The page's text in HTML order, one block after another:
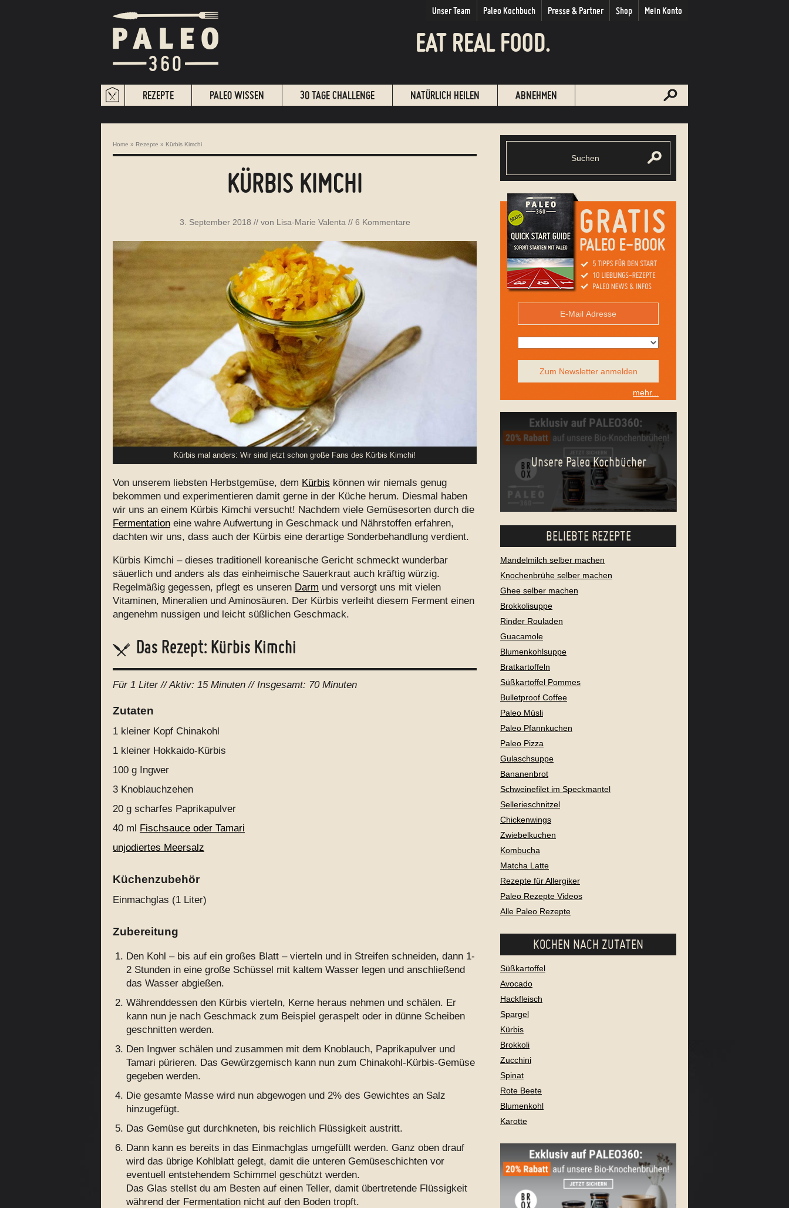
EAT REAL FOOD.
Unser Team Paleo Kochbuch Presse & Partner Shop Mein Konto
REZEPTE PALEO WISSEN 30 TAGE CHALLENGE NATÜRLICH HEILEN ABNEHMEN
Home » Rezepte » Kürbis Kimchi
KÜRBIS KIMCHI
3. September 2018 // von Lisa-Marie Valenta // 6 Kommentare
Kürbis mal anders: Wir sind jetzt schon große Fans des Kürbis Kimchi!
Von unserem liebsten Herbstgemüse, dem Kürbis können wir niemals genug
bekommen und experimentieren damit gerne in der Küche herum. Diesmal haben
wir uns an einem Kürbis Kimchi versucht! Nachdem viele Gemüsesorten durch die
Fermentation eine wahre Aufwertung in Geschmack und Nährstoffen erfahren,
dachten wir uns, dass auch der Kürbis eine derartige Sonderbehandlung verdient.
Kürbis Kimchi – dieses traditionell koreanische Gericht schmeckt wunderbar
säuerlich und anders als das einheimische Sauerkraut auch kräftig würzig.
Regelmäßig gegessen, pflegt es unseren Darm und versorgt uns mit vielen
Vitaminen, Mineralien und Aminosäuren. Der Kürbis verleiht diesem Ferment einen
angenehm nussigen und leicht süßlichen Geschmack.
Das Rezept: Kürbis Kimchi
Für 1 Liter// Aktiv: 15 Minuten //Insgesamt: 70 Minuten
Zutaten
1 kleiner Kopf Chinakohl
1 kleiner Hokkaido-Kürbis
100 g Ingwer
3 Knoblauchzehen
20 g scharfes Paprikapulver
40 ml Fischsauce oder Tamari
unjodiertes Meersalz
Küchenzubehör
Einmachglas (1 Liter)
Zubereitung
Den Kohl – bis auf ein großes Blatt – vierteln und in Streifen schneiden, dann 1-
2 Stunden in eine große Schüssel mit kaltem Wasser legen und anschließend
das Wasser abgießen.
Währenddessen den Kürbis vierteln, Kerne heraus nehmen und schälen. Er
kann nun je nach Geschmack zum Beispiel geraspelt oder in dünne Scheiben
geschnitten werden.
Den Ingwer schälen und zusammen mit dem Knoblauch, Paprikapulver und
Tamari pürieren. Das Gewürzgemisch kann nun zum Chinakohl-Kürbis-Gemüse
gegeben werden.
Die gesamte Masse wird nun abgewogen und 2% des Gewichtes an Salz
hinzugefügt.
Das Gemüse gut durchkneten, bis reichlich Flüssigkeit austritt.
Dann kann es bereits in das Einmachglas umgefüllt werden. Ganz oben drauf
wird das übrige Kohlblatt gelegt, damit die unteren Gemüseschichten vor
eventuell entstehendem Schimmel geschützt werden.
Das Glas stellst du am Besten auf einen Teller, damit übertretende Flüssigkeit
während der Fermentation nicht auf den Boden tropft.
Zum Newsletter anmelden
mehr...
Unsere Paleo Kochbücher
BELIEBTE REZEPTE
Mandelmilch selber machen
Knochenbrühe selber machen
Ghee selber machen
Brokkolisuppe
Rinder Rouladen
Guacamole
Blumenkohlsuppe
Bratkartoffeln
Süßkartoffel Pommes
Bulletproof Coffee
Paleo Müsli
Paleo Pfannkuchen
Paleo Pizza
Gulaschsuppe
Bananenbrot
Schweinefilet im Speckmantel
Sellerieschnitzel
Chickenwings
Zwiebelkuchen
Kombucha
Matcha Latte
Rezepte für Allergiker
Paleo Rezepte Videos
Alle Paleo Rezepte
KOCHEN NACH ZUTATEN
Süßkartoffel
Avocado
Hackfleisch
Spargel
Kürbis
Brokkoli
Zucchini
Spinat
Rote Beete
Blumenkohl
Karotte